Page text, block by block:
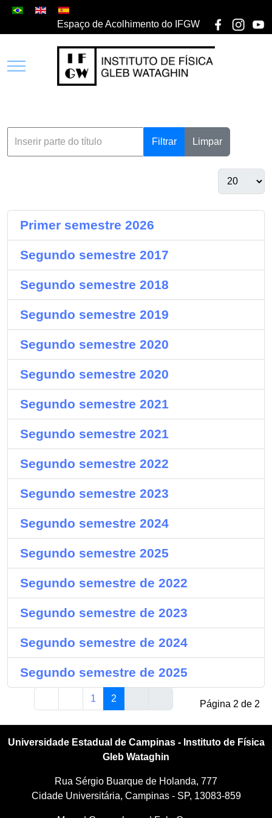
Espaço de Acolhimento do IFGW
Filtrar Limpar
Primer semestre 2026
Segundo semestre 2017
Segundo semestre 2018
Segundo semestre 2019
Segundo semestre 2020
Segundo semestre 2020
Segundo semestre 2021
Segundo semestre 2021
Segundo semestre 2022
Segundo semestre 2023
Segundo semestre 2024
Segundo semestre 2025
Segundo semestre de 2022
Segundo semestre de 2023
Segundo semestre de 2024
Segundo semestre de 2025
Página 2 de 2
1 2
Universidade Estadual de Campinas - Instituto de Física
Gleb Wataghin
Rua Sérgio Buarque de Holanda, 777
Cidade Universitária, Campinas - SP, 13083-859